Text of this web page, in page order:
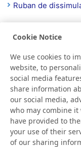
Ruban de
Protèges les
Pansement qui
Pansement
Cookie Notice
We use cookies to
website, to
social media
share information
our social media,
who may combine
have provided to
your use of their
of our sharing